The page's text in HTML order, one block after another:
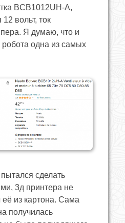
BCB1012UH-A,
вольт, ток
Я думаю, что и
робота одна из самых
сделать
3д принтера не
из картона. Сама
получилась